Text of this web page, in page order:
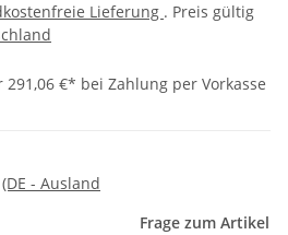
Lieferung . Preis gültig
291,06 €* bei Zahlung per Vorkasse
(DE - Ausland
Frage zum Artikel